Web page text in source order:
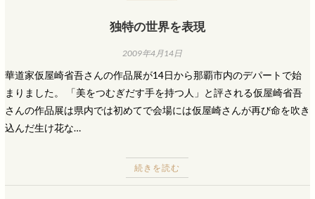
独特の世界を表現
2009年4月14日
華道家仮屋崎省吾さんの作品展が14日から那覇市内のデパートで始
まりました。 「美をつむぎだす手を持つ人」と評される仮屋崎省吾
さんの作品展は県内では初めてで会場には仮屋崎さんが再び命を吹き
込んだ生け花な…
続きを読む